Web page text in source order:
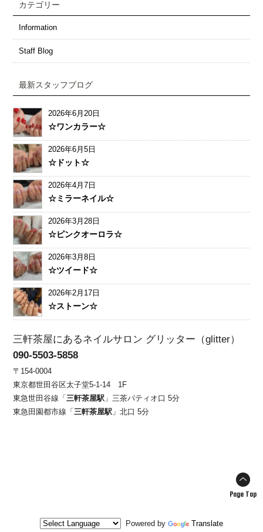
カテゴリー
Information
Staff Blog
最新スタッフブログ
2026年6月20日
☆ワンカラー☆
2026年6月5日
☆ドット☆
2026年4月7日
☆ミラーネイル☆
2026年3月28日
☆ピンクオーロラ☆
2026年3月8日
☆ツイード☆
2026年2月17日
☆ストーン☆
三軒茶屋にあるネイルサロン グリッター（glitter）
090-5503-5858
〒154-0004
東京都世田谷区太子堂5-1-14 1F
東急世田谷線「 三軒茶屋駅」三茶パティオ口 5分
東急田園都市線「 三軒茶屋駅」北口 5分
Page Top
Powered by Translate